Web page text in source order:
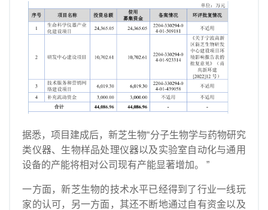
据悉，项目建成后，新芝生物“分子生物学与药物研究
类仪器、生物样品处理仪器以及实验室自动化与通用
设备的产能将相对公司现有产能显著增加。 ”
一方面，新芝生物的技术水平已经得到了行业一线玩
家的认可，另一方面，其还不断地通过自有资金以及